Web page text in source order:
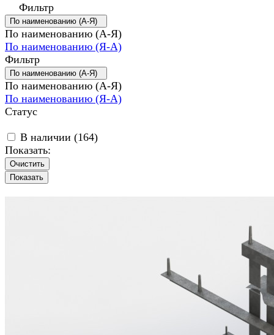
Фильтр
По наименованию (А-Я)
По наименованию (А-Я)
По наименованию (Я-А)
Фильтр
По наименованию (А-Я)
По наименованию (А-Я)
По наименованию (Я-А)
Статус
В наличии (164)
Показать:
Очистить